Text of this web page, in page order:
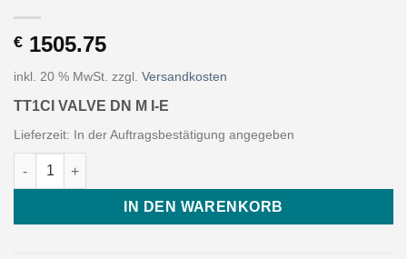
€ 1505.75
inkl. 20 % MwSt. zzgl. Versandkosten
TT1CI VALVE DN M I-E
Lieferzeit: In der Auftragsbestätigung angegeben
TT1CI VALVE DN M I-E (Art. VTT1CIDME-03 - Eurotrol) Menge
IN DEN WARENKORB